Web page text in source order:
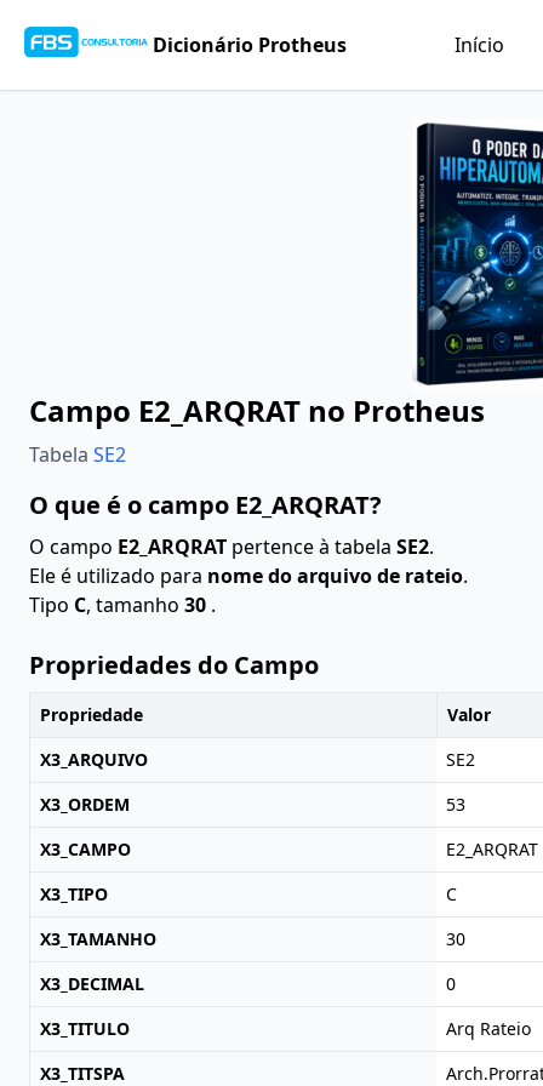
Dicionário Protheus Início
Campo E2_ARQRAT no Protheus
Tabela SE2
O que é o campo E2_ARQRAT?
O campo E2_ARQRAT pertence à tabela SE2.
Ele é utilizado para nome do arquivo de rateio.
Tipo C, tamanho 30 .
Propriedades do Campo
Propriedade
Valor
X3_ARQUIVO
SE2
X3_ORDEM
53
X3_CAMPO
E2_ARQRAT
X3_TIPO
C
X3_TAMANHO
30
X3_DECIMAL
0
X3_TITULO
Arq Rateio
X3_TITSPA